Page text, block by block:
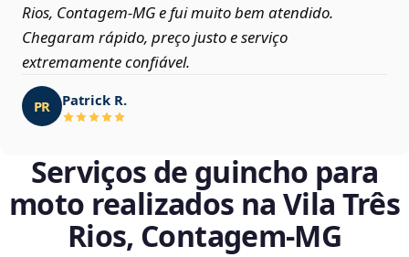
Rios, Contagem‑MG e fui muito bem atendido.
Chegaram rápido, preço justo e serviço
extremamente confiável.
PR Patrick R.
Serviços de guincho para
moto realizados na Vila Três
Rios, Contagem‑MG